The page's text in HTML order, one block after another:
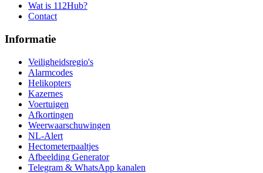
Wat is 112Hub?
Contact
Informatie
Veiligheidsregio's
Alarmcodes
Helikopters
Kazernes
Voertuigen
Afkortingen
Weerwaarschuwingen
NL-Alert
Hectometerpaaltjes
Afbeelding Generator
Telegram & WhatsApp kanalen